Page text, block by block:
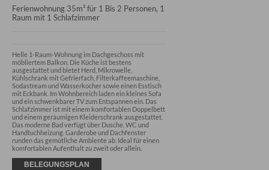
Ferienwohnung 35m² für 1 Bis 2 Personen, 1
Raum mit 1 Schlafzimmer
Helle 1-Raum-Wohnung im Dachgeschoss mit
möbliertem Balkon. Die Küche ist bestens
ausgestattet und bietet Herd, Mikrowelle,
Kühlschrank mit Gefrierfach, Filterkaffeemaschine,
Sodastream und Wasserkocher sowie einen Esstisch
mit Eckbank. Im Wohnbereich laden ein kleines Sofa
und ein schwenkbarer TV zum Entspannen ein. Das
Schlafzimmer ist mit einem komfortablen Doppelbett
und einem geräumigen Kleiderschrank ausgestattet.
Das moderne Bad verfügt über Dusche, WC und
Handtuchheizung. Garderobe und Dachfenster
runden das gemütliche Ambiente ab. Ideal für einen
komfortablen Aufenthalt zu zweit oder allein.
BELEGUNGSPLAN